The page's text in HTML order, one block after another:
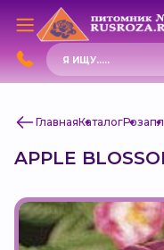
Поиск
товаров
ГлавнаяКаталогРоза
APPLE